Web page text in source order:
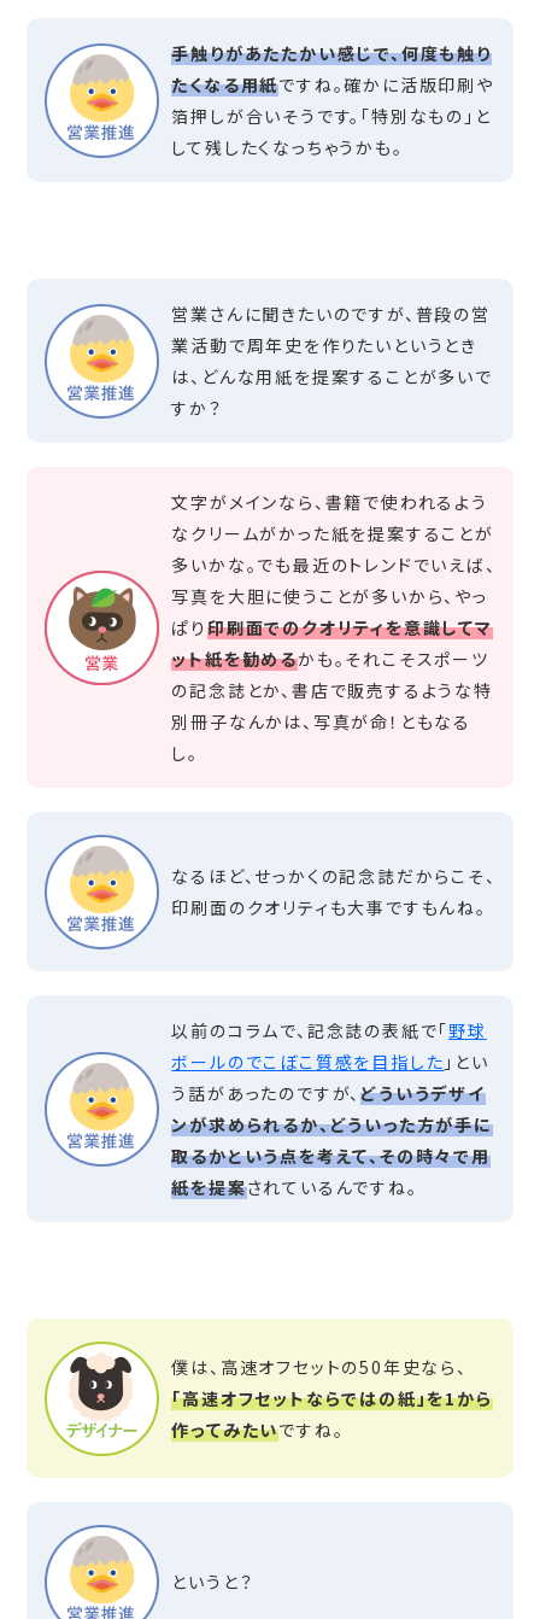
手触りがあたたかい感じで、何度も触り
たくなる用紙ですね。確かに活版印刷や
箔押しが合いそうです。「特別なもの」と
して残したくなっちゃうかも。
営業さんに聞きたいのですが、普段の営
業活動で周年史を作りたいというとき
は、どんな用紙を提案することが多いで
すか？
文字がメインなら、書籍で使われるよう
なクリームがかった紙を提案することが
多いかな。でも最近のトレンドでいえば、
写真を大胆に使うことが多いから、やっ
ぱり印刷面でのクオリティを意識してマ
ット紙を勧めるかも。それこそスポーツ
の記念誌とか、書店で販売するような特
別冊子なんかは、写真が命！ともなる
し。
なるほど、せっかくの記念誌だからこそ、
印刷面のクオリティも大事ですもんね。
以前のコラムで、記念誌の表紙で「野球
ボールのでこぼこ質感を目指した 」とい
う話があったのですが、どういうデザイ
ンが求められるか、どういった方が手に
取るかという点を考えて、その時々で用
紙を提案されているんですね。
僕は、高速オフセットの50年史なら、
「高速オフセットならではの紙」を1から
作ってみたいですね。
というと？